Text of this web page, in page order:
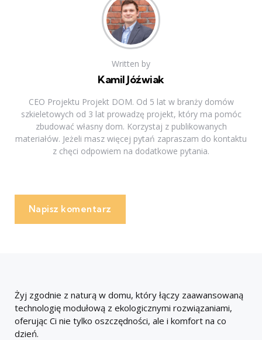
Written by
Kamil Jóźwiak
CEO Projektu Projekt DOM. Od 5 lat w branży domów
szkieletowych od 3 lat prowadzę projekt, który ma pomóc
zbudować własny dom. Korzystaj z publikowanych
materiałów. Jeżeli masz więcej pytań zapraszam do kontaktu
z chęci odpowiem na dodatkowe pytania.
Napisz komentarz
Żyj zgodnie z naturą w domu, który łączy zaawansowaną
technologię modułową z ekologicznymi rozwiązaniami,
oferując Ci nie tylko oszczędności, ale i komfort na co
dzień.